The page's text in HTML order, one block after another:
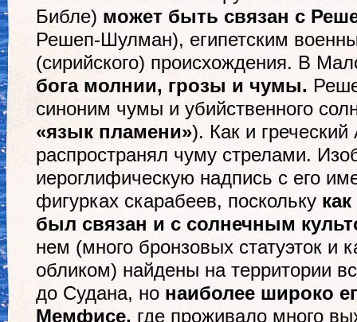
Библе) может быть связан с
Решеп-Шулман), египетским
(сирийского) происхождения. В
бога молнии, грозы и чумы.
синоним чумы и убийственного
«язык пламени»). Как и
распространял чуму стрелами.
иероглифическую надпись с его
фигурках скарабеев, поскольку
был связан и с солнечным
нем (много бронзовых статуэток и
обликом) найдены на территории
до Судана, но наиболее широко
Мемфисе, где проживало много